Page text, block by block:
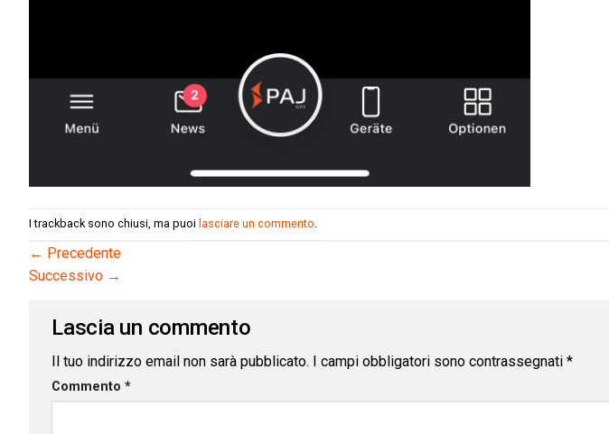
I trackback sono chiusi, ma puoi lasciare un commento
← Precedente
Successivo →
Lascia un commento
Il tuo indirizzo email non sarà pubblicato. I campi obbligatori sono contrassegnati *
Commento *